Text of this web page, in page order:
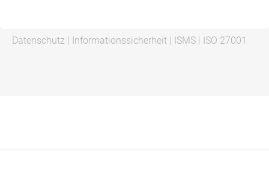
Datenschutz Informationssicherheit ISMS ISO 27001